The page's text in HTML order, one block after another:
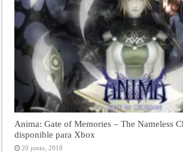
Anima: Gate of Memories – The Nameless
disponible para Xbox
20 junio, 2018